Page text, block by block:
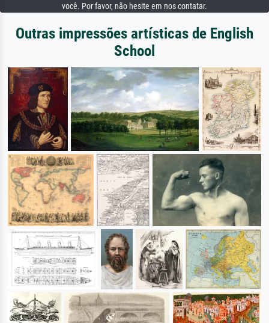
você. Por favor, não hesite em nos contatar.
Outras impressões artísticas de English
School